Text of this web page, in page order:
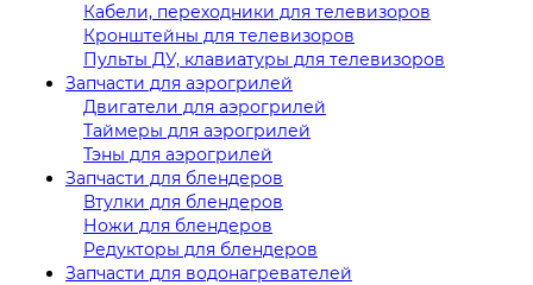
Кабели, переходники для телевизоров
Кронштейны для телевизоров
Пульты ДУ, клавиатуры для телевизоров
Запчасти для аэрогрилей
Двигатели для аэрогрилей
Таймеры для аэрогрилей
Тэны для аэрогрилей
Запчасти для блендеров
Втулки для блендеров
Ножи для блендеров
Редукторы для блендеров
Запчасти для водонагревателей